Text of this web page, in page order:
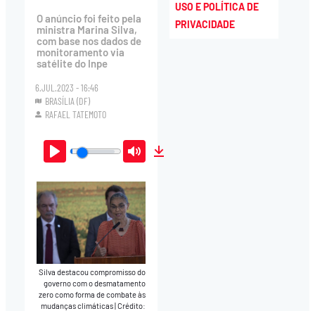
O anúncio foi feito pela
ministra Marina Silva,
com base nos dados de
monitoramento via
satélite do Inpe
6.JUL.2023 - 16:46
BRASÍLIA (DF)
RAFAEL TATEMOTO
Play Mute
Silva destacou compromisso do
governo com o desmatamento
zero como forma de combate às
mudanças climáticas|Crédito:
USO E POLÍTICA DE
PRIVACIDADE